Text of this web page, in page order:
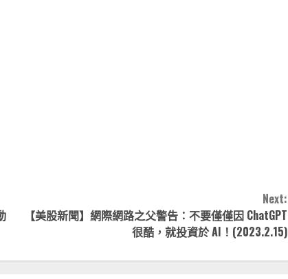
Next:
【美股新聞】網際網路之父警告：不要僅僅因 ChatGPT
很酷，就投資於 AI！(2023.2.15)